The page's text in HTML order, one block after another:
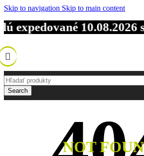
Skip to navigation Skip to main content
10.08.2026 so
Search
NOT